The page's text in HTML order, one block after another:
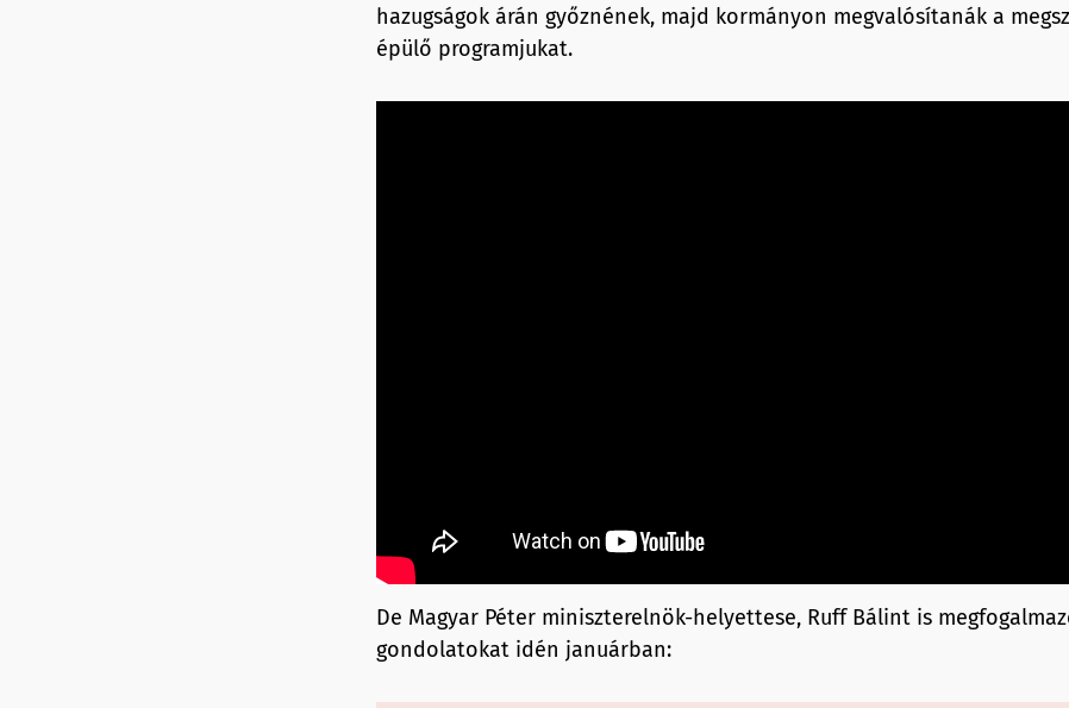
hazugságok árán győznének, majd kormányon megvalósítanák a
épülő programjukat.
De Magyar Péter miniszterelnök-helyettese, Ruff Bálint is
gondolatokat idén januárban: